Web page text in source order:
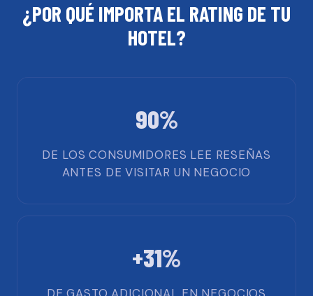
¿POR QUÉ IMPORTA EL RATING DE TU
HOTEL?
90%
DE LOS CONSUMIDORES LEE RESEÑAS
ANTES DE VISITAR UN NEGOCIO
+31%